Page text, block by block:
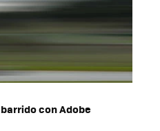
con Adobe